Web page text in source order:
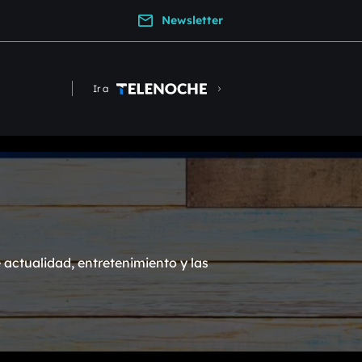
Newsletter
Ir a
actualidad, entretenimiento y las